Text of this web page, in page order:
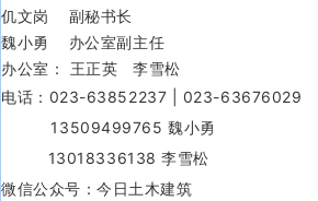
仉文岗 副秘书长
魏小勇 办公室副主任
办公室： 王正英 李雪松
电话： 023-63852237 | 023-63676029
13509499765 魏小勇
13018336138李雪松
微信公众号：今日土木建筑